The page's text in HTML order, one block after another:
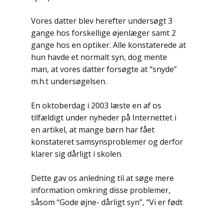
Vores datter blev herefter undersøgt 3
gange hos forskellige øjenlæger samt 2
gange hos en optiker. Alle konstaterede at
hun havde et normalt syn, dog mente
man, at vores datter forsøgte at “snyde”
m.h.t undersøgelsen.
En oktoberdag i 2003 læste en af os
tilfældigt under nyheder på Internettet i
en artikel, at mange børn har fået
konstateret samsynsproblemer og derfor
klarer sig dårligt i skolen.
Dette gav os anledning til at søge mere
information omkring disse problemer,
såsom “Gode øjne- dårligt syn”, “Vi er født